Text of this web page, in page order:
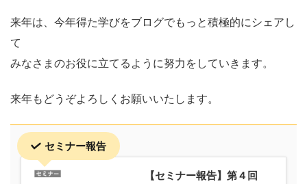
来年は、今年得た学びをブログでもっと積極的にシェアし
て
みなさまのお役に立てるように努力をしていきます。
来年もどうぞよろしくお願いいたします。
セミナー報告
【セミナー報告】第４回